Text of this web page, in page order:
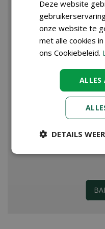
Deze website
onze website te
met alle cookies
ons Cookiebeleid.
ALLES
DETAILS